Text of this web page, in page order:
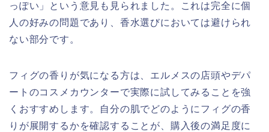
っぽい」という意見も見られました。これは完全に個
人の好みの問題であり、香水選びにおいては避けられ
ない部分です。
フィグの香りが気になる方は、エルメスの店頭やデパ
ートのコスメカウンターで実際に試してみることを強
くおすすめします。自分の肌でどのようにフィグの香
りが展開するかを確認することが、購入後の満足度に